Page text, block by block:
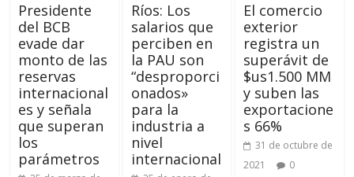
Presidente
del BCB
evade dar
monto de las
reservas
internacional
es y señala
que superan
los
parámetros
Ríos: Los
salarios que
perciben en
la PAU son
“desproporci
onados»
para la
industria a
nivel
internacional
El comercio
exterior
registra un
superávit de
$us1.500 MM
y suben las
exportacione
s 66%
31 de octubre de
2021
0